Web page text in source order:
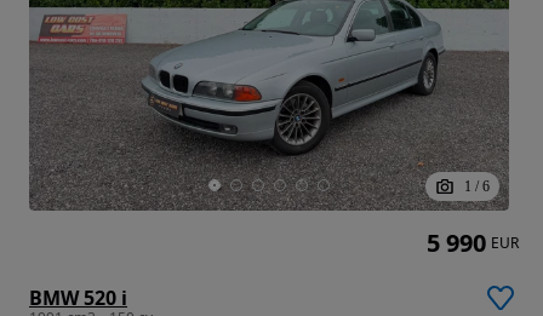
1 / 6
BMW 520 i
5 990 EUR